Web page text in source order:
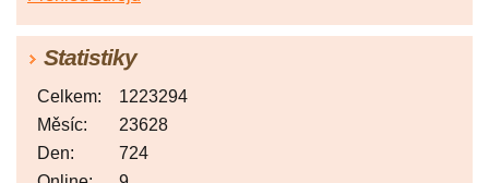
Statistiky
Celkem:
1223294
Měsíc:
23628
Den:
724